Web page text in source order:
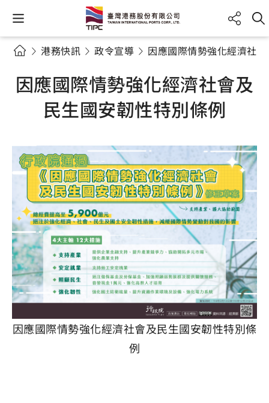
港務快訊 政令宣導 因應國際情勢強化經濟社
因應國際情勢強化經濟社會及
民生國安韌性特別條例
因應國際情勢強化經濟社會及民生國安韌性特別條
例